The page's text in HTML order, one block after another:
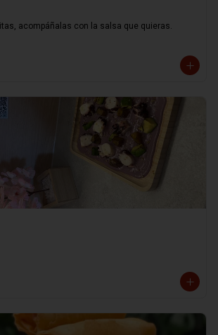
acompáñalas con la salsa que quieras.